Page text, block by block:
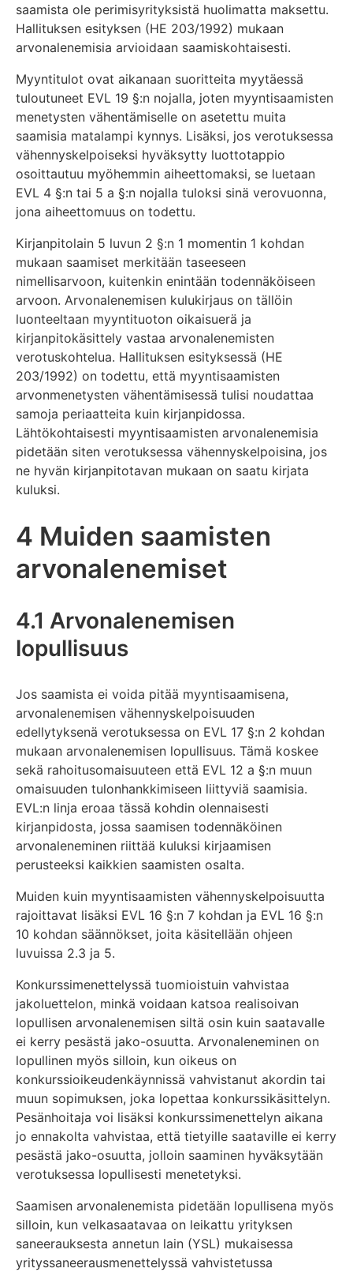
saamista ole perimisyrityksistä huolimatta maksettu.
Hallituksen esityksen (HE 203/1992) mukaan
arvonalenemisia arvioidaan saamiskohtaisesti.
Myyntitulot ovat aikanaan suoritteita myytäessä
tuloutuneet EVL 19 §:n nojalla, joten myyntisaamisten
menetysten vähentämiselle on asetettu muita
saamisia matalampi kynnys. Lisäksi, jos verotuksessa
vähennyskelpoiseksi hyväksytty luottotappio
osoittautuu myöhemmin aiheettomaksi, se luetaan
EVL 4 §:n tai 5 a §:n nojalla tuloksi sinä verovuonna,
jona aiheettomuus on todettu.
Kirjanpitolain 5 luvun 2 §:n 1 momentin 1 kohdan
mukaan saamiset merkitään taseeseen
nimellisarvoon, kuitenkin enintään todennäköiseen
arvoon. Arvonalenemisen kulukirjaus on tällöin
luonteeltaan myyntituoton oikaisuerä ja
kirjanpitokäsittely vastaa arvonalenemisten
verotuskohtelua. Hallituksen esityksessä (HE
203/1992) on todettu, että myyntisaamisten
arvonmenetysten vähentämisessä tulisi noudattaa
samoja periaatteita kuin kirjanpidossa.
Lähtökohtaisesti myyntisaamisten arvonalenemisia
pidetään siten verotuksessa vähennyskelpoisina, jos
ne hyvän kirjanpitotavan mukaan on saatu kirjata
kuluksi.
4 Muiden saamisten
arvonalenemiset
4.1 Arvonalenemisen
lopullisuus
Jos saamista ei voida pitää myyntisaamisena,
arvonalenemisen vähennyskelpoisuuden
edellytyksenä verotuksessa on EVL 17 §:n 2 kohdan
mukaan arvonalenemisen lopullisuus. Tämä koskee
sekä rahoitusomaisuuteen että EVL 12 a §:n muun
omaisuuden tulonhankkimiseen liittyviä saamisia.
EVL:n linja eroaa tässä kohdin olennaisesti
kirjanpidosta, jossa saamisen todennäköinen
arvonaleneminen riittää kuluksi kirjaamisen
perusteeksi kaikkien saamisten osalta.
Muiden kuin myyntisaamisten vähennyskelpoisuutta
rajoittavat lisäksi EVL 16 §:n 7 kohdan ja EVL 16 §:n
10 kohdan säännökset, joita käsitellään ohjeen
luvuissa 2.3 ja 5.
Konkurssimenettelyssä tuomioistuin vahvistaa
jakoluettelon, minkä voidaan katsoa realisoivan
lopullisen arvonalenemisen siltä osin kuin saatavalle
ei kerry pesästä jako-osuutta. Arvonaleneminen on
lopullinen myös silloin, kun oikeus on
konkurssioikeudenkäynnissä vahvistanut akordin tai
muun sopimuksen, joka lopettaa konkurssikäsittelyn.
Pesänhoitaja voi lisäksi konkurssimenettelyn aikana
jo ennakolta vahvistaa, että tietyille saataville ei kerry
pesästä jako-osuutta, jolloin saaminen hyväksytään
verotuksessa lopullisesti menetetyksi.
Saamisen arvonalenemista pidetään lopullisena myös
silloin, kun velkasaatavaa on leikattu yrityksen
saneerauksesta annetun lain (YSL) mukaisessa
yrityssaneerausmenettelyssä vahvistetussa